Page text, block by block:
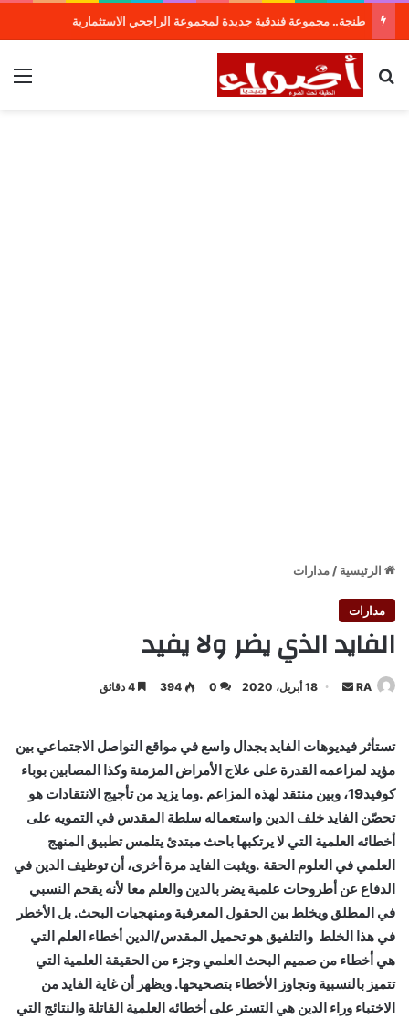
طنجة.. مجموعة فندقية جديدة لمجموعة الراجحي الاستثمارية
بحث عن
الرئيسية / مدارات
مدارات
الفايد الذي يضر ولا يفيد
RA
أرسل 18 أبريل، 2020 0
394
تستأثر فيديوهات الفايد بجدال واسع في مواقع التواصل الاجتماعي بين
مؤيد لمزاعمه القدرة على علاج الأمراض المزمنة وكذا المصابين بوباء
كوفيد19، وبين منتقد لهذه المزاعم .وما يزيد من تأجيج الانتقادات هو
تحصّن الفايد خلف الدين واستعماله سلطة المقدس في التمويه على
أخطائه العلمية التي لا يرتكبها باحث مبتدئ يتلمس تطبيق المنهج
العلمي في العلوم الحقة .ويثبت الفايد مرة أخرى، أن توظيف الدين في
الدفاع عن أطروحات علمية يضر بالدين والعلم معا لأنه يقحم النسبي
في المطلق ويخلط بين الحقول المعرفية ومنهجيات البحث. بل الأخطر
في هذا الخلط والتلفيق هو تحميل المقدس/الدين أخطاء العلم التي
هي أخطاء من صميم البحث العلمي وجزء من الحقيقة العلمية التي
تتميز بالنسبية وتجاوز الأخطاء بتصحيحها. ويظهر أن غاية الفايد من
الاختباء وراء الدين هي التستر على أخطائه العلمية القاتلة والنتائج التي